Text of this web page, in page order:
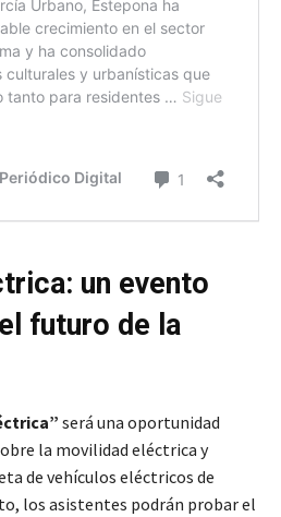
un evento
futuro de la
será una oportunidad
la movilidad eléctrica y
de vehículos eléctricos de
los asistentes podrán probar el